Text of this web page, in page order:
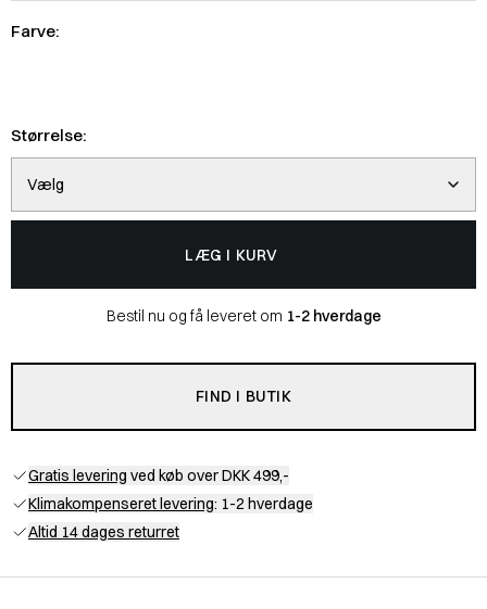
Farve:
Størrelse:
Vælg
LÆG I KURV
Bestil nu og få leveret om 1-2 hverdage
FIND I BUTIK
Gratis levering ved køb over DKK 499,-
Klimakompenseret levering: 1-2 hverdage
Altid 14 dages returret